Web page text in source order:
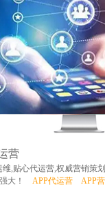
营
,贴心代运营,权威营销策
强大！ APP代运营 APP